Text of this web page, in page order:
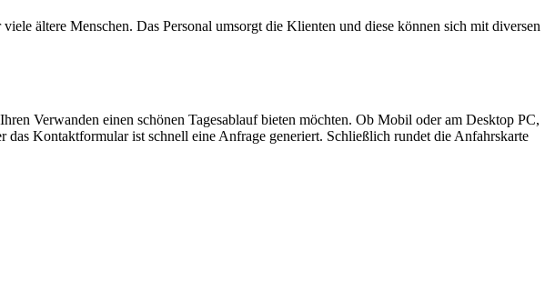
ältere Menschen. Das Personal umsorgt die Klienten und diese können sich mit diversen
Verwanden einen schönen Tagesablauf bieten möchten. Ob Mobil oder am Desktop PC,
Kontaktformular ist schnell eine Anfrage generiert. Schließlich rundet die Anfahrskarte